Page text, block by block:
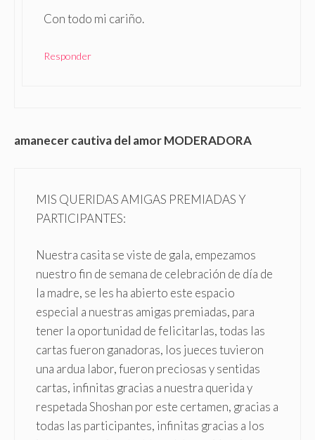
Con todo mi cariño.
Responder
amanecer cautiva del amor MODERADORA
MIS QUERIDAS AMIGAS PREMIADAS Y
PARTICIPANTES:
Nuestra casita se viste de gala, empezamos
nuestro fin de semana de celebración de día de
la madre, se les ha abierto este espacio
especial a nuestras amigas premiadas, para
tener la oportunidad de felicitarlas, todas las
cartas fueron ganadoras, los jueces tuvieron
una ardua labor, fueron preciosas y sentidas
cartas, infinitas gracias a nuestra querida y
respetada Shoshan por este certamen, gracias a
todas las participantes, infinitas gracias a los